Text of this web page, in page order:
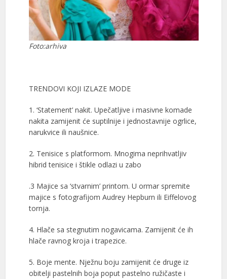
Foto:arhiva
TRENDOVI KOJI IZLAZE MODE
1. ‘Statement’ nakit. Upečatljive i masivne komade
nakita zamijenit će suptilnije i jednostavnije ogrlice,
narukvice ili naušnice.
2. Tenisice s platformom. Mnogima neprihvatljiv
hibrid tenisice i štikle odlazi u zabo
.3 Majice sa ‘stvarnim’ printom. U ormar spremite
majice s fotografijom Audrey Hepburn ili Eiffelovog
tornja.
4. Hlače sa stegnutim nogavicama. Zamijenit će ih
hlače ravnog kroja i trapezice.
5. Boje mente. Nježnu boju zamijenit će druge iz
obitelji pastelnih boja poput pastelno ružičaste i